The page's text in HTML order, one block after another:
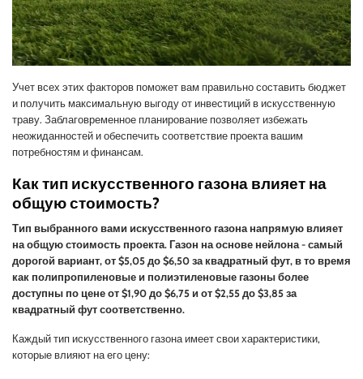
Учет всех этих факторов поможет вам правильно составить бюджет
и получить максимальную выгоду от инвестиций в искусственную
траву. Заблаговременное планирование позволяет избежать
неожиданностей и обеспечить соответствие проекта вашим
потребностям и финансам.
Как тип искусственного газона влияет на
общую стоимость?
Тип выбранного вами искусственного газона напрямую влияет
на общую стоимость проекта. Газон на основе нейлона - самый
дорогой вариант, от $5,05 до $6,50 за квадратный фут, в то время
как полипропиленовые и полиэтиленовые газоны более
доступны по цене от $1,90 до $6,75 и от $2,55 до $3,85 за
квадратный фут соответственно.
Каждый тип искусственного газона имеет свои характеристики,
которые влияют на его цену: